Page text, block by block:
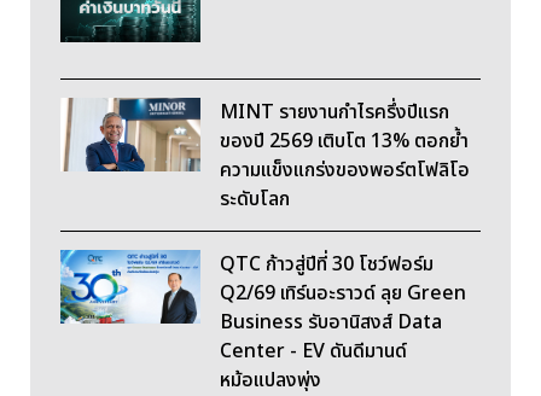
MINT รายงานกำไรครึ่งปีแรก
ของปี 2569 เติบโต 13% ตอกย้ำ
ความแข็งแกร่งของพอร์ตโฟลิโอ
ระดับโลก
QTC ก้าวสู่ปีที่ 30 โชว์ฟอร์ม
Q2/69 เทิร์นอะราวด์ ลุย Green
Business รับอานิสงส์ Data
Center - EV ดันดีมานด์
หม้อแปลงพุ่ง